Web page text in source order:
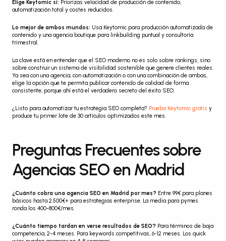
Elige Keytomic si: Priorizas velocidad de producción de contenido,
automatización total y costes reducidos.
Lo mejor de ambos mundos: Usa Keytomic para producción automatizada de
contenido y una agencia boutique para linkbuilding puntual y consultoría
trimestral.
La clave está en entender que el SEO moderno no es solo sobre rankings, sino
sobre construir un sistema de visibilidad sostenible que genere clientes reales.
Ya sea con una agencia, con automatización o con una combinación de ambas,
elige la opción que te permita publicar contenido de calidad de forma
consistente, porque ahí está el verdadero secreto del éxito SEO.
¿Listo para automatizar tu estrategia SEO completa? Prueba Keytomic gratis y
produce tu primer lote de 30 artículos optimizados este mes.
Preguntas Frecuentes sobre
Agencias SEO en Madrid
¿Cuánto cobra una agencia SEO en Madrid por mes? Entre 99€ para planes
básicos hasta 2.500€+ para estrategias enterprise. La media para pymes
ronda los 400-800€/mes.
¿Cuánto tiempo tardan en verse resultados de SEO? Para términos de baja
competencia, 2-4 meses. Para keywords competitivas, 6-12 meses. Los quick